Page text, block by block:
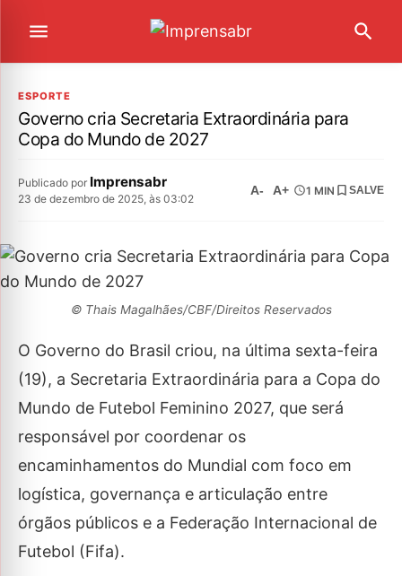
ESPORTE
Governo cria Secretaria Extraordinária para
Copa do Mundo de 2027
Publicado por Imprensabr
23 de dezembro de 2025, às 03:02
A- A+ 1 MIN SALVE
© Thais Magalhães/CBF/Direitos Reservados
O Governo do Brasil criou, na última sexta-feira
(19), a Secretaria Extraordinária para a Copa do
Mundo de Futebol Feminino 2027, que será
responsável por coordenar os
encaminhamentos do Mundial com foco em
logística, governança e articulação entre
órgãos públicos e a Federação Internacional de
Futebol (Fifa).